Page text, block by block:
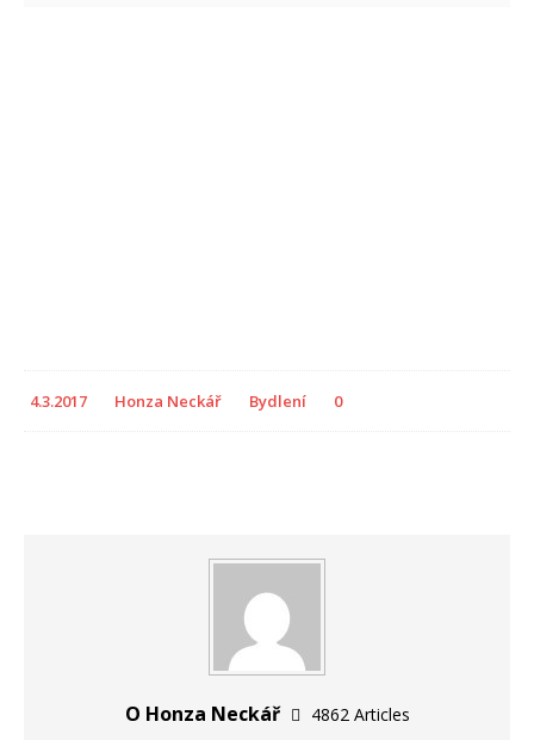
4.3.2017 Honza Neckář Bydlení 0
O Honza Neckář
4862 Articles